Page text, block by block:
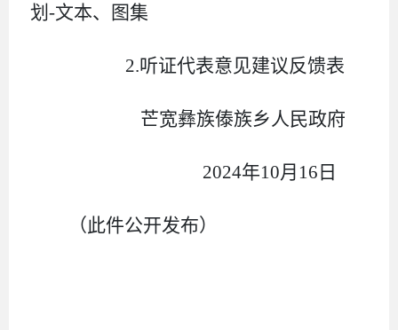
划 -文本、图集
2.听证代表意见建议反馈表
芒宽彝族傣族乡人民政府
2024年10月 1 6 日
（此件公开发布）